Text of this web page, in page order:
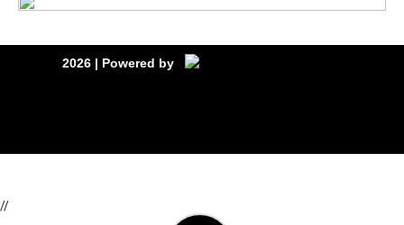
2026 | Powered by
//